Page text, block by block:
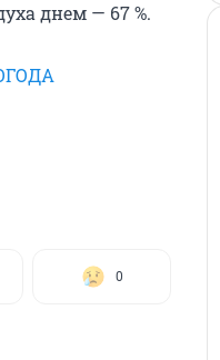
днем — 67 %.
0